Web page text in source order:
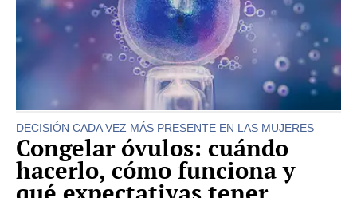
DECISIÓN CADA VEZ MÁS PRESENTE EN LAS MUJERES
Congelar óvulos: cuándo
hacerlo, cómo funciona y